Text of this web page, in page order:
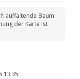
auffaltende Baum
der Karte ist
13:35